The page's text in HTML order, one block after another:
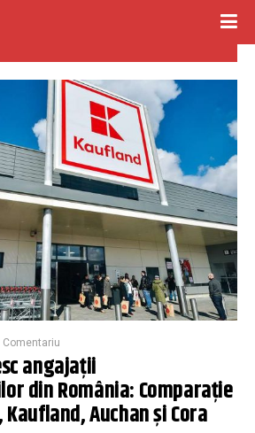
Comentariu
angajații
din România: Comparație
Auchan şi Cora